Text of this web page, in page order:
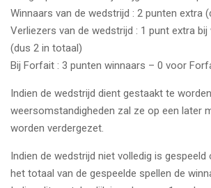
Winnaars van de wedstrijd : 2 punten extra
Verliezers van de wedstrijd : 1 punt extra
(dus 2 in totaal)
Bij Forfait : 3 punten winnaars – 0 voor
Indien de wedstrijd dient gestaakt te
weersomstandigheden zal ze op een later
worden verdergezet.
Indien de wedstrijd niet volledig is gespeeld
het totaal van de gespeelde spellen de